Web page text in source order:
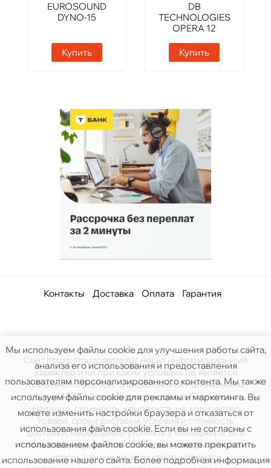
EUROSOUND
DYNO-15
Купить
DB
TECHNOLOGIES
OPERA 12
Купить
Контакты Доставка Оплата Гарантия
Сайт https://muzcentre.ru/ носит информационный
характер и ни при каких условиях не является
публичной офертой, определяемой положениями
статьи 437(2) Гражданского кодекса Российской.
Наличие, стоимость, комплектация, количество
товара, сроки доставки, условия и стоимость
доставки, необходимо уточнять у менеджера. Все
права защищены. Все логотипы и товарные знаки,
используемые на этом сайте, являются
Мы используем файлы cookie для улучшения работы сайта,
анализа его использования и предоставления
пользователям персонализированного контента. Мы также
используем файлы cookie для рекламы и маркетинга. Вы
можете изменить настройки браузера и отказаться от
использования файлов cookie. Если вы не согласны с
использованием файлов cookie, вы можете прекратить
использование нашего сайта. Более подробная информация